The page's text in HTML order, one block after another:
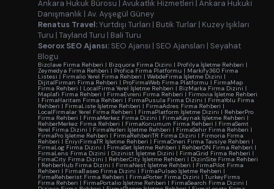
Ankara Hukuk Bürosu | Avukatlık Hizmetleri | Ankara Hukuki
Danışmanlık | Av. Ayşegül Güney
Renatus Travel:Yurtdışı Turları | Butik Turlar | Kuzey Işıkları
Turu | Tayland Turu | Bali Turu
Seorox SEO Ajansı: SEO Ajansı | SEO Ajansları | Seyahat
Blogu
Bizclave Firma Rehberi | Bizquora Firma Dizini | Profilya İşletme Rehberi |
Zeymedya Firma Rehberi | Profica Firma Platformu | Markify360 Firma
Listesi | Firmalio Yerel Firma Rehberi | WebdeFirma İşletme Dizini |
DijitalFirman Firma Rehberi | ProFirmaWeb Firma Platformu | FirmaMap
Firma Rehberi | LocalFirma Yerel İşletme Rehberi | BizMarka Firma Dizini |
Maplafi Firma Rehberi | FirmaEvreni Firma Rehberi | Firmovia İşletme Rehberi
| FirmaHaritam Firma Rehberi | FirmaPusula Firma Dizini | FirmaYolu Firma
Rehberi | FirmaListe İşletme Rehberi | FirmaAdres Firma Rehberi |
LocalFirmalar Yerel Firma Rehberi | FirmaPlatform İşletme Dizini | RehberPro
Firma Rehberi | FirmaMerkez Firma Dizini | FirmaKaynak İşletme Rehberi |
RehberMerkez Firma Rehberi | FirmaKonumum Firma Rehberi | FirmaSemt
Yerel Firma Dizini | FirmaYerleri İşletme Rehberi | FirmaSehir Firma Rehberi |
FirmaPro İşletme Rehberi | FirmaRehberiTR Firma Dizini | Firmoria Firma
Rehberi | EniyiFirmaTR İşletme Rehberi | FirmaOneri Firma Tavsiye Rehberi |
FirmaLog Firma Dizini | FirmaSet İşletme Rehberi | RehberON Firma Rehberi |
FirmaLens Firma Dizini | Dizinist İşletme Dizini | FirmaGrid Firma Rehberi |
FirmaCity Firma Dizini | RehberCity İşletme Rehberi | DizinSite Firma Rehberi
| RehberHub Firma Dizini | FirmaNest İşletme Rehberi | FirmaPilot Firma
Rehberi | FirmaBaseo Firma Dizini | FirmaPulseo İşletme Rehberi |
FirmaRehberist Firma Rehberi | FirmaPorter Firma Dizini | TurkeyFirms
Firma Rehberi | FirmaPortalio İşletme Rehberi | FirmaSearch Firma Dizini |